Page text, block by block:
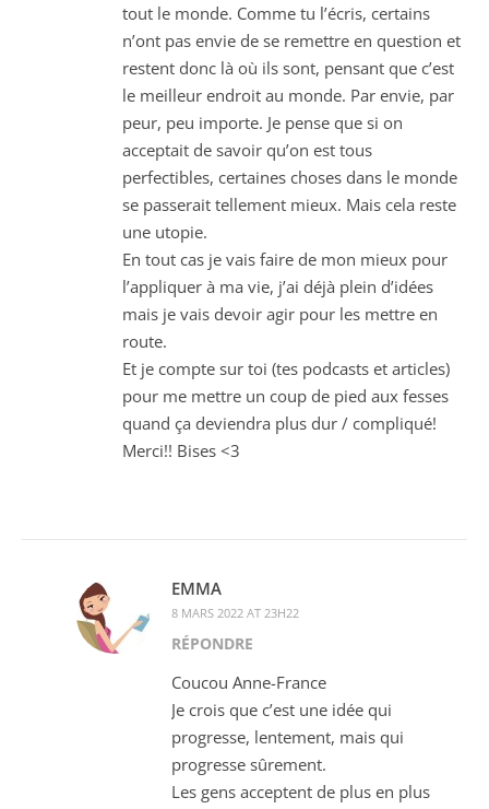
tout le monde. Comme tu l’écris, certains
n’ont pas envie de se remettre en question et
restent donc là où ils sont, pensant que c’est
le meilleur endroit au monde. Par envie, par
peur, peu importe. Je pense que si on
acceptait de savoir qu’on est tous
perfectibles, certaines choses dans le monde
se passerait tellement mieux. Mais cela reste
une utopie.
En tout cas je vais faire de mon mieux pour
l’appliquer à ma vie, j’ai déjà plein d’idées
mais je vais devoir agir pour les mettre en
route.
Et je compte sur toi (tes podcasts et articles)
pour me mettre un coup de pied aux fesses
quand ça deviendra plus dur / compliqué!
Merci!! Bises <3
EMMA
8 MARS 2022 AT 23H22
RÉPONDRE
Coucou Anne-France
Je crois que c’est une idée qui
progresse, lentement, mais qui
progresse sûrement.
Les gens acceptent de plus en plus